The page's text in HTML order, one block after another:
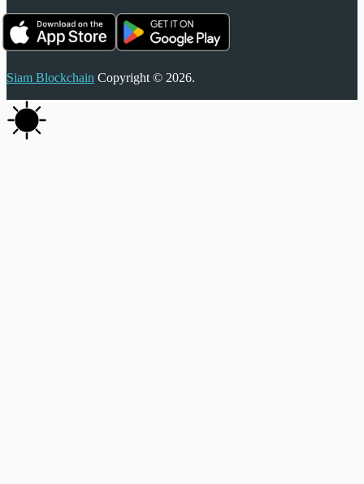
Siam Blockchain Copyright © 2026.